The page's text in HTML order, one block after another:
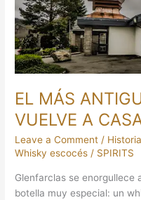
EL MÁS
VUELVE A
Leave a Comment / Historia
Whisky escocés / SPIRITS
Glenfarclas se enorgullece
botella muy especial: un
A
CASA